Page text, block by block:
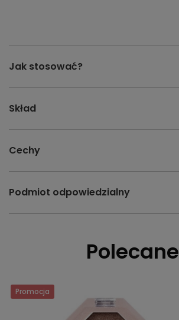
Jak stosować?
Skład
Cechy
Podmiot odpowiedzialny
Polecane
Promocja